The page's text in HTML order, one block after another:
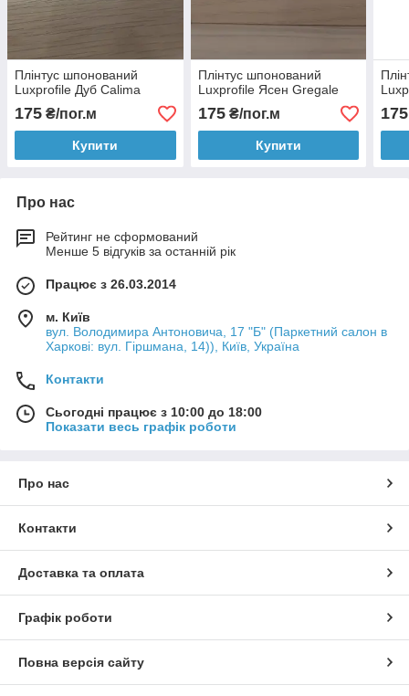
Плінтус шпонований
Luxprofile Дуб Calima
175 ₴/пог.м
Купити
Плінтус шпонований
Luxprofile Ясен Gregale
175₴/пог.м
Купити
175
Про нас
Рейтинг не сформований
Менше 5 відгуків за останній рік
Працює з 26.03.2014
м. Київ
вул. Володимира Антоновича, 17 "Б" (Паркетний салон в
Харкові: вул. Гіршмана, 14)), Київ, Україна
Контакти
Сьогодні працює з 10:00 до 18:00
Показати весь графік роботи
Про нас
Контакти
Доставка та оплата
Графік роботи
Повна версія сайту